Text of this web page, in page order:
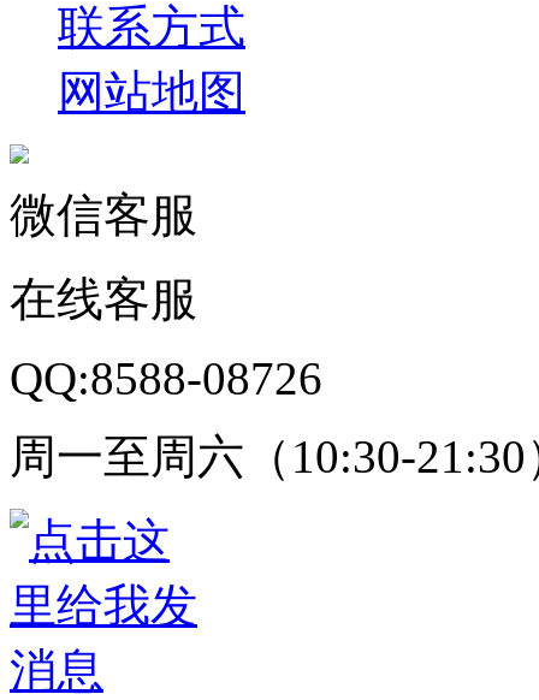
联系方式
网站地图
微信客服
在线客服
QQ:8588-08726
周一至周六（10:30-21:30